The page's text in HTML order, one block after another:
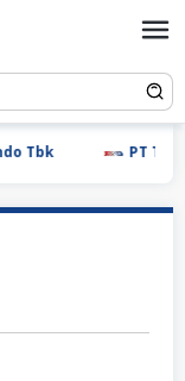
Tbk PT